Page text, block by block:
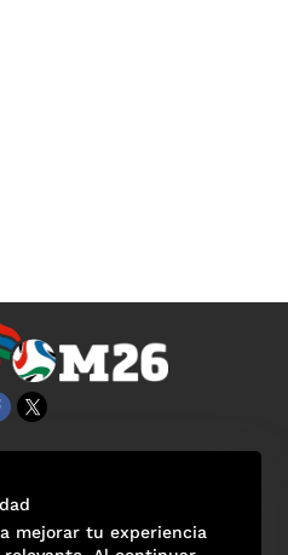
mejorar tu experiencia